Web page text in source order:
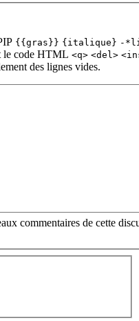
{{gras}} {italique} -
le code HTML <q> <del>
des lignes vides.
commentaires de cette